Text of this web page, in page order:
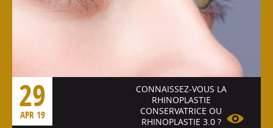
29
APR 19
CONNAISSEZ-VOUS LA
RHINOPLASTIE
CONSERVATRICE OU
RHINOPLASTIE 3.0 ?